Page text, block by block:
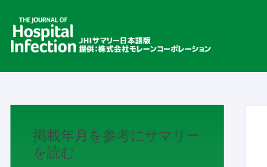
掲載年月を参考にサマリー
を読む